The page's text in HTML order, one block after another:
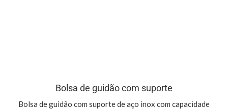
Bolsa de guidão com suporte
Bolsa de guidão com suporte de aço inox com capacidade